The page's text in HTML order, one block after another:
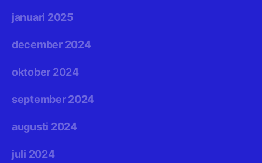
januari 2025
december 2024
oktober 2024
september 2024
augusti 2024
juli 2024